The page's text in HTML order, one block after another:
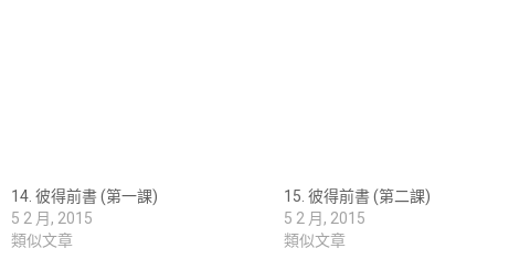
14. 彼得前書 (第一課)
5 2 月, 2015
類似文章
15. 彼得前書 (第二課)
5 2 月, 2015
類似文章